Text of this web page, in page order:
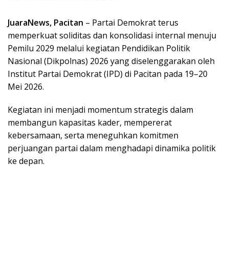
JuaraNews, Pacitan – Partai Demokrat terus
memperkuat soliditas dan konsolidasi internal menuju
Pemilu 2029 melalui kegiatan Pendidikan Politik
Nasional (Dikpolnas) 2026 yang diselenggarakan oleh
Institut Partai Demokrat (IPD) di Pacitan pada 19–20
Mei 2026.
Kegiatan ini menjadi momentum strategis dalam
membangun kapasitas kader, mempererat
kebersamaan, serta meneguhkan komitmen
perjuangan partai dalam menghadapi dinamika politik
ke depan.